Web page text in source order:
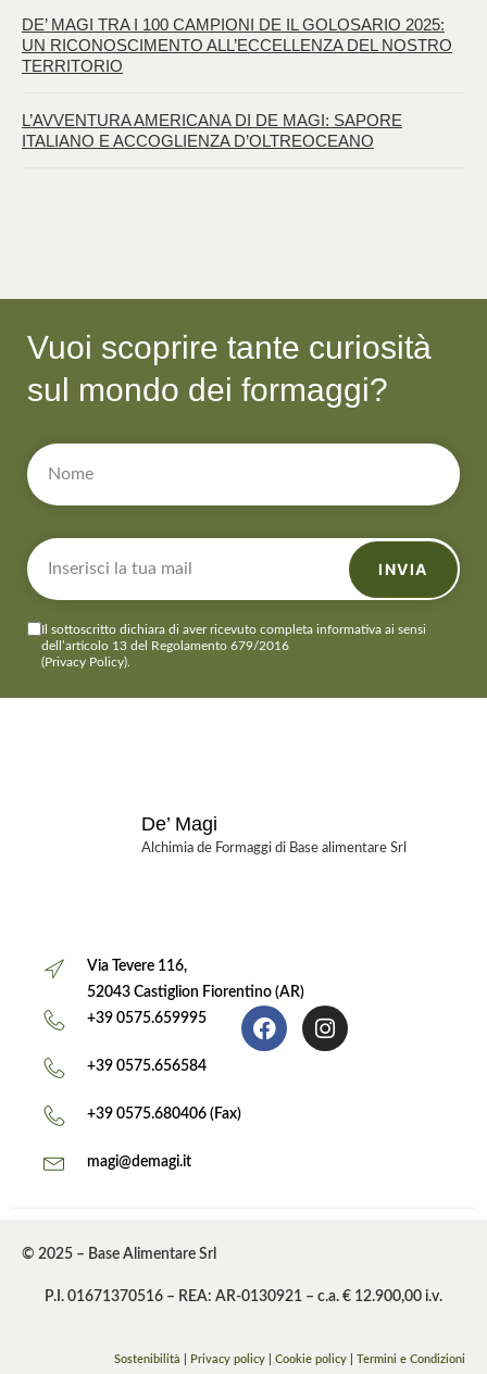
DE’ MAGI TRA I 100 CAMPIONI DE IL GOLOSARIO 2025:
UN RICONOSCIMENTO ALL’ECCELLENZA DEL NOSTRO
TERRITORIO
L’AVVENTURA AMERICANA DI DE MAGI: SAPORE
ITALIANO E ACCOGLIENZA D’OLTREOCEANO
Vuoi scoprire tante curiosità
sul mondo dei formaggi?
Il sottoscritto dichiara di aver ricevuto completa informativa ai sensi
dell’articolo 13 del Regolamento 679/2016
(Privacy Policy)
INVIA
De’ Magi
Alchimia de Formaggi di Base alimentare Srl
Via Tevere 116,
52043 Castiglion Fiorentino (AR)
+39 0575.659995
+39 0575.656584
+39 0575.680406 (Fax)
magi@demagi.it
© 2025 – Base Alimentare Srl
P.I. 01671370516 – REA: AR-0130921 – c.a. € 12.900,00 i.v.
Sostenibilità Privacy policy Cookie policy Termini e Condizioni